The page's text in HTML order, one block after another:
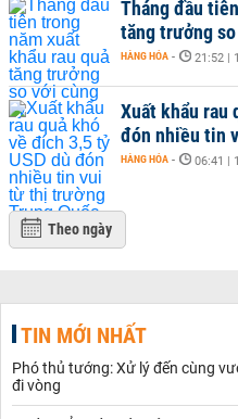
Tháng đầu
tăng trưởng
HÀNG HÓA - 21:52 |
Xuất khẩu rau
đón nhiều tin
HÀNG HÓA - 06:41 |
Theo ngày
TIN MỚI NHẤT
Phó thủ tướng: Xử lý đến cùng
đi vòng